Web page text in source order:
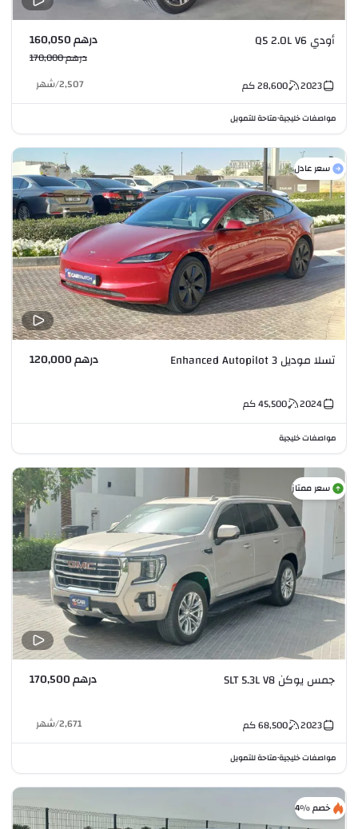
أودي Q5 2.0L V6 درهم 160,050
درهم 170,000
2023
28,600كم 2,507
/شهر
مواصفات خليجية•متاحة للتمويل
سعر عادل
تسلا موديل 3 Enhanced Autopilot درهم 120,000
2024
45,500كم
مواصفات خليجية
سعر ممتاز
جمس يوكن SLT 5.3L V8 درهم 170,500
2023
68,500كم 2,671
/شهر
مواصفات خليجية•متاحة للتمويل
خصم %4